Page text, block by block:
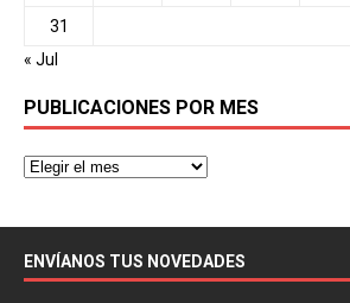
31
« Jul
PUBLICACIONES POR MES
ENVÍANOS TUS NOVEDADES